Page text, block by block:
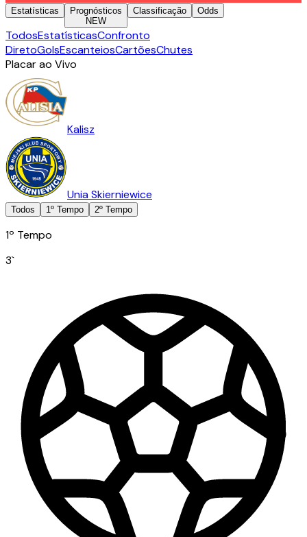
Estatísticas
Prognósticos
NEW
Classificação Odds
TodosEstatísticasConfronto
DiretoGolsEscanteiosCartõesChutes
Placar ao Vivo
Kalisz
Unia Skierniewice
Todos 1º Tempo 2º Tempo
1º Tempo
3`